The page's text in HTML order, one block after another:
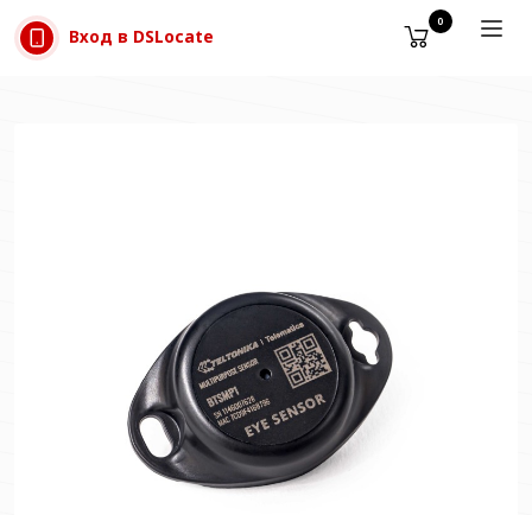
Прескачане към съдържанието
Вход в DSLocate
0